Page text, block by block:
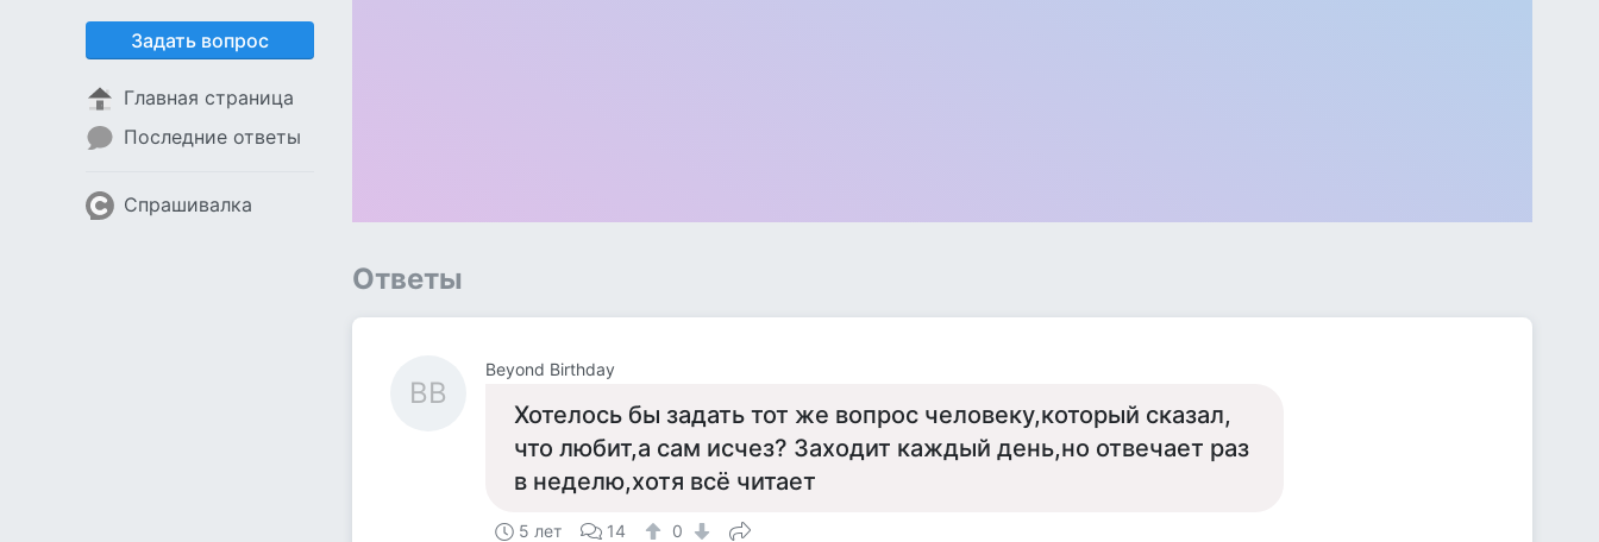
Задать вопрос
Главная страница
Последние ответы
Спрашивалка
Ответы
BB
Beyond Birthday
Хотелось бы задать тот же вопрос человеку,который сказал,
что любит,а сам исчез? Заходит каждый день,но отвечает раз
в неделю,хотя всё читает
5 лет 14 0